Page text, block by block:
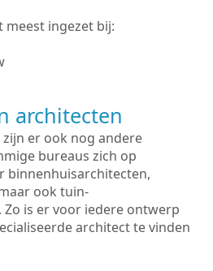
meest ingezet bij:
architecten
er ook nog andere
bureaus zich op
binnenhuisarchitecten,
ook tuin-
is er voor iedere ontwerp
architect te vinden